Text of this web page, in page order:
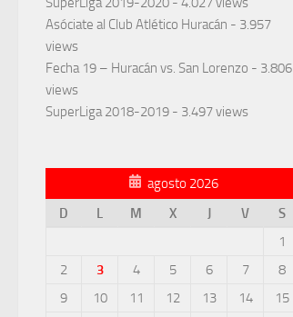
Asóciate al Club Atlético Huracán - 3.957
views
Fecha 19 – Huracán vs. San Lorenzo - 3.806
views
SuperLiga 2018-2019 - 3.497 views
agosto 2026
D
L M X J V
S
1
2
3 4 5 6 7
8
9
10 11 12 13 14
15